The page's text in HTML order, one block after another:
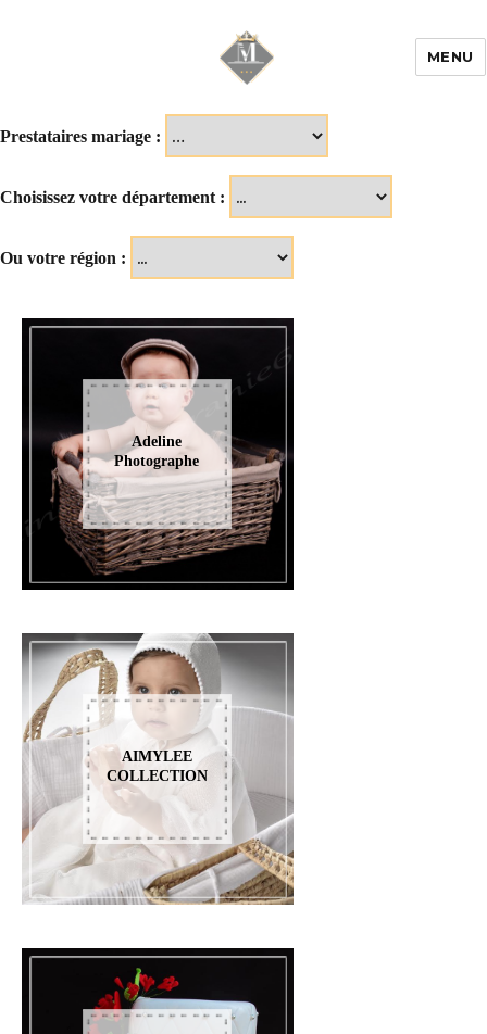
MENU
Prestataires mariage :
Choisissez votre département :
Ou votre région :
Adeline
Photographe
AIMYLEE
COLLECTION